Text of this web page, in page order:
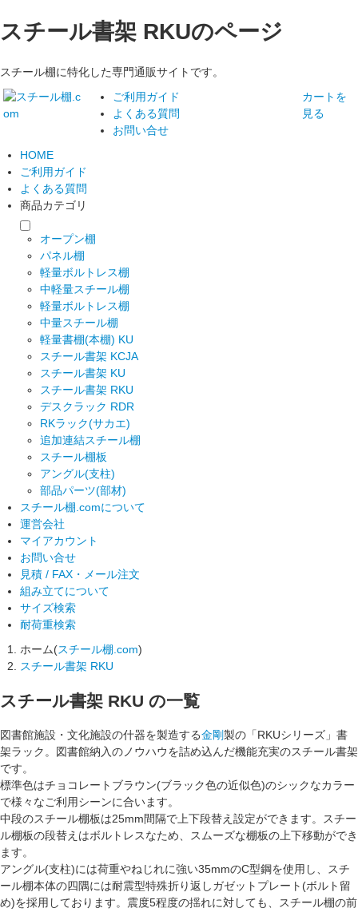
スチール書架 RKUのページ
スチール棚に特化した専門通販サイトです。
ご利用ガイド
よくある質問
お問い合せ
カートを
見る
HOME
ご利用ガイド
よくある質問
商品カテゴリ
オープン棚
パネル棚
軽量ボルトレス棚
中軽量スチール棚
軽量ボルトレス棚
中量スチール棚
軽量書棚(本棚) KU
スチール書架 KCJA
スチール書架 KU
スチール書架 RKU
デスクラック RDR
RKラック(サカエ)
追加連結スチール棚
スチール棚板
アングル(支柱)
部品パーツ(部材)
スチール棚.comについて
運営会社
マイアカウント
お問い合せ
見積 / FAX・メール注文
組み立てについて
サイズ検索
耐荷重検索
ホーム(スチール棚.com)
スチール書架 RKU
スチール書架 RKU の一覧
図書館施設・文化施設の什器を製造する金剛製の「RKUシリーズ」書
架ラック。図書館納入のノウハウを詰め込んだ機能充実のスチール書架
です。
標準色はチョコレートブラウン(ブラック色の近似色)のシックなカラー
で様々なご利用シーンに合います。
中段のスチール棚板は25mm間隔で上下段替え設定ができます。スチー
ル棚板の段替えはボルトレスなため、スムーズな棚板の上下移動ができ
ます。
アングル(支柱)には荷重やねじれに強い35mmのC型鋼を使用し、スチ
ール棚本体の四隅には耐震型特殊折り返しガゼットプレート(ボルト留
め)を採用しております。震度5程度の揺れに対しても、スチール棚の前